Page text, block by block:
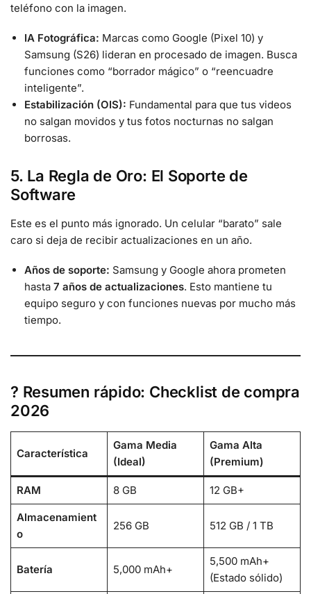
teléfono con la imagen.
IA Fotográfica: Marcas como Google (Pixel 10) y
Samsung (S26) lideran en procesado de imagen. Busca
funciones como “borrador mágico” o “reencuadre
inteligente”.
Estabilización (OIS): Fundamental para que tus videos
no salgan movidos y tus fotos nocturnas no salgan
borrosas.
5. La Regla de Oro: El Soporte de
Software
Este es el punto más ignorado. Un celular “barato” sale
caro si deja de recibir actualizaciones en un año.
Años de soporte: Samsung y Google ahora prometen
hasta 7 años de actualizaciones. Esto mantiene tu
equipo seguro y con funciones nuevas por mucho más
tiempo.
? Resumen rápido: Checklist de compra
2026
Característica
Gama Media
(Ideal)
Gama Alta
(Premium)
RAM 8 GB 12 GB+
Almacenamient
o
256 GB 512 GB / 1 TB
Batería 5,000 mAh+
5,500 mAh+
(Estado sólido)